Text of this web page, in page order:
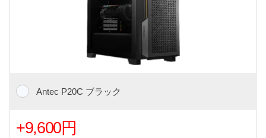
Antec P20C ブラック
+9,600円